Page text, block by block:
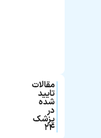
مقالات
تایید
شده
در
پزشک
۲۴